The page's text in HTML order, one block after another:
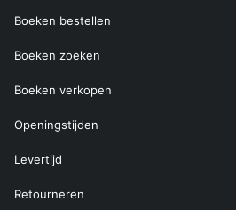
Boeken bestellen
Boeken zoeken
Boeken verkopen
Openingstijden
Levertijd
Retourneren